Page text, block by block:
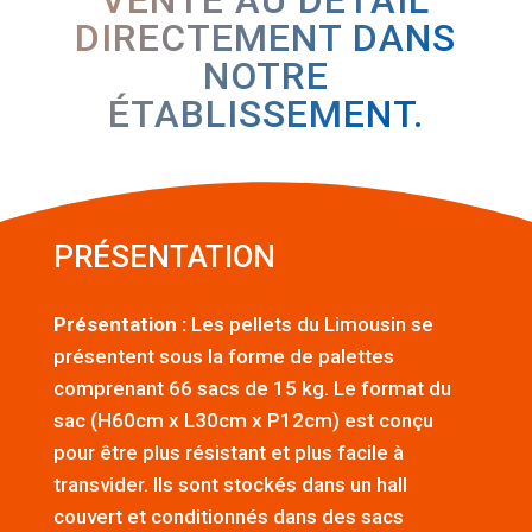
DIRECTEMENT DANS
NOTRE
ÉTABLISSEMENT.
PRÉSENTATION
Présentation :Les pellets du Limousin se
présentent sous la forme de palettes
comprenant 66 sacs de 15 kg. Le format du
sac (H60cm x L30cm x P12cm) est conçu
pour être plus résistant et plus facile à
transvider. Ils sont stockés dans un hall
couvert et conditionnés dans des sacs